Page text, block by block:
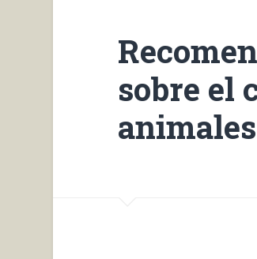
sobre el